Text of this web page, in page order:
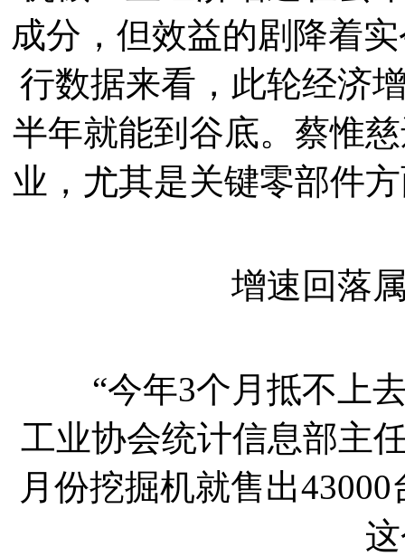
成分，但效益的剧降着
行数据来看，此轮经济
半年就能到谷底。蔡惟
业，尤其是关键零部件
增速回落属
“今年3个月抵不上去
工业协会统计信息部主
月份挖掘机就售出